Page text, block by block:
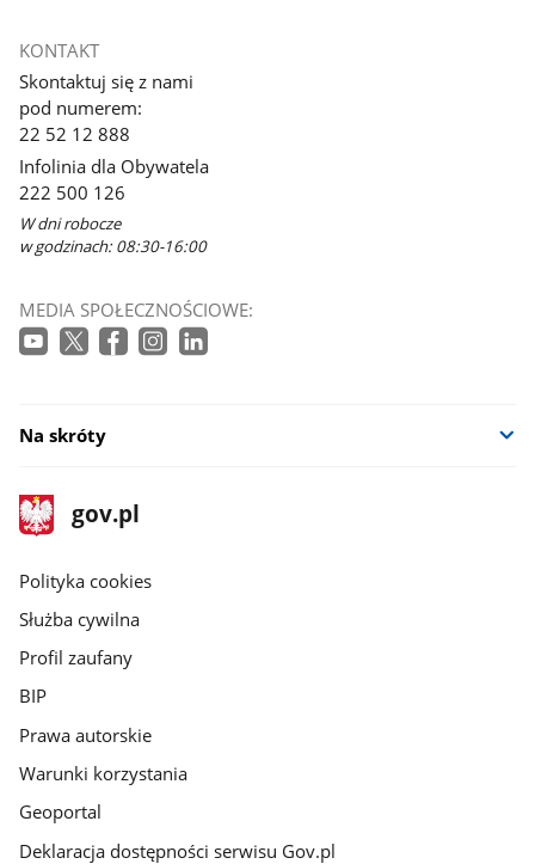
KONTAKT
Skontaktuj się z nami
pod numerem:
22 52 12 888
Infolinia dla Obywatela
222 500 126
W dni robocze
w godzinach: 08:30-16:00
MEDIA SPOŁECZNOŚCIOWE:
Na skróty
stopka
gov.pl
Strona
gov.pl
gov.pl
Polityka cookies
Służba cywilna
Profil zaufany
BIP
Prawa autorskie
Warunki korzystania
Geoportal
Deklaracja dostępności serwisu Gov.pl